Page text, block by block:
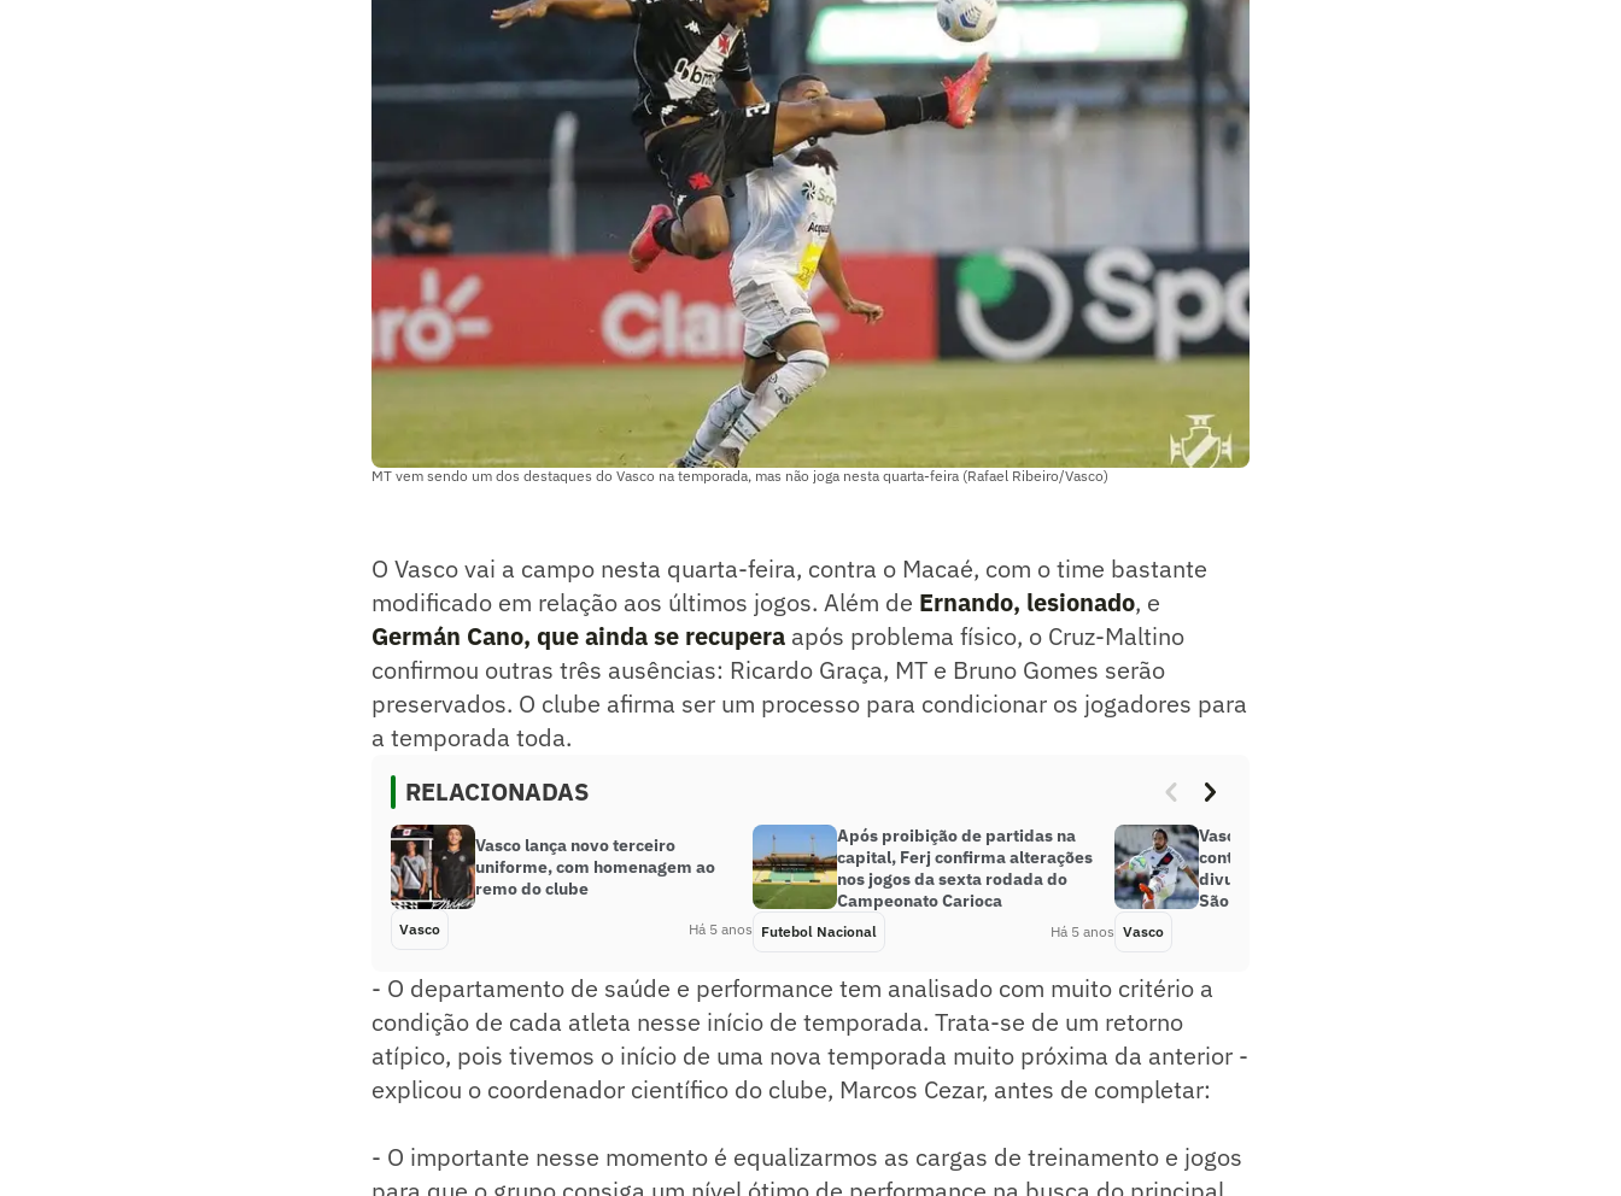
MT vem sendo um dos destaques do Vasco na temporada, mas não joga nesta quarta-feira (Rafael Ribeiro/Vasco)
O Vasco vai a campo nesta quarta-feira, contra o Macaé, com o time bastante
modificado em relação aos últimos jogos. Além de Ernando, lesionado, e
Germán Cano, que ainda se recupera após problema físico, o Cruz-Maltino
confirmou outras três ausências: Ricardo Graça, MT e Bruno Gomes serão
preservados. O clube afirma ser um processo para condicionar os jogadores para
a temporada toda.
RELACIONADAS
Vasco lança novo terceiro
uniforme, com homenagem ao
remo do clube
Vasco Há 5 anos
Após proibição de partidas na
capital, Ferj confirma alterações
nos jogos da sexta rodada do
Campeonato Carioca
Futebol Nacional Há 5 anos
Vasco anuncia a rescisão do
contrato de Martín Benítez; clube
divulga acordo financeiro com o
São Paulo
Vasco
- O departamento de saúde e performance tem analisado com muito critério a
condição de cada atleta nesse início de temporada. Trata-se de um retorno
atípico, pois tivemos o início de uma nova temporada muito próxima da anterior -
explicou o coordenador científico do clube, Marcos Cezar, antes de completar:
- O importante nesse momento é equalizarmos as cargas de treinamento e jogos